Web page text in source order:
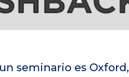
seminario es Oxford,